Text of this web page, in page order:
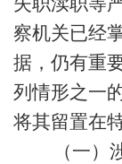
察机关已经
据，仍有重
列情形之一
将其留置在
（一）